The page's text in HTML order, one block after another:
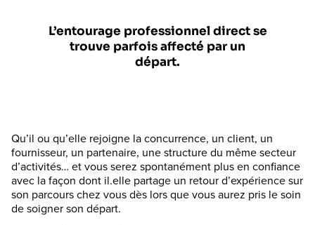
L’entourage professionnel direct se
trouve parfois affecté par un
départ.
Qu’il ou qu’elle rejoigne la concurrence, un client, un
fournisseur, un partenaire, une structure du même secteur
d’activités… et vous serez spontanément plus en confiance
avec la façon dont il.elle partage un retour d’expérience sur
son parcours chez vous dès lors que vous aurez pris le soin
de soigner son départ.